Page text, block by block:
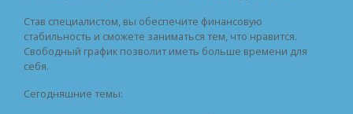
Став специалистом, вы обеспечите финансовую
стабильность и сможете заниматься тем, что нравится.
Свободный график позволит иметь больше времени для
себя.
Сегодняшние темы: